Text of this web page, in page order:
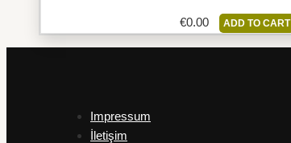
€0.00 ADD TO CART
Impressum
İletişim